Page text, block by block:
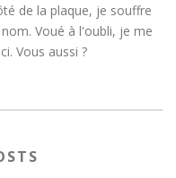
de la plaque, je souffre
Voué à l'oubli, je me
Vous aussi ?